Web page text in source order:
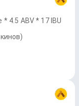
4.5 ABV * 17 IBU